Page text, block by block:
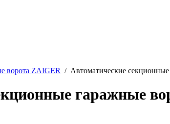
ворота ZAIGER / Автоматические
гаражные